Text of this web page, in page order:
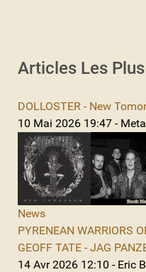
Articles Les
DOLLOSTER - New
10 Mai 2026 19:47 -
News
PYRENEAN WARRIORS
GEOFF TATE - JAG
14 Avr 2026 12:10 - Eric